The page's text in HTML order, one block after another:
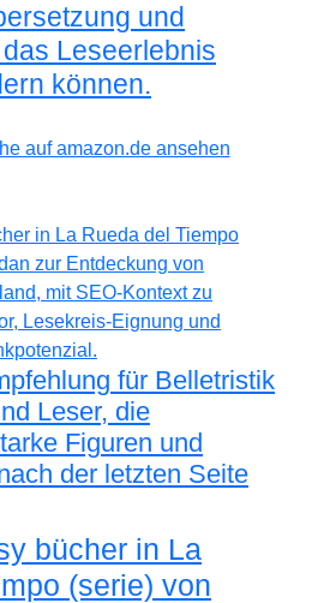
und
Leseerlebnis
können.
auf amazon.de ansehen
für Belletristik
Leser, die
Figuren und
der letzten Seite
bücher in La
(serie) von